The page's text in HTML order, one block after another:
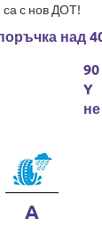
са с нов ДОТ!
над
90
Y
не
A